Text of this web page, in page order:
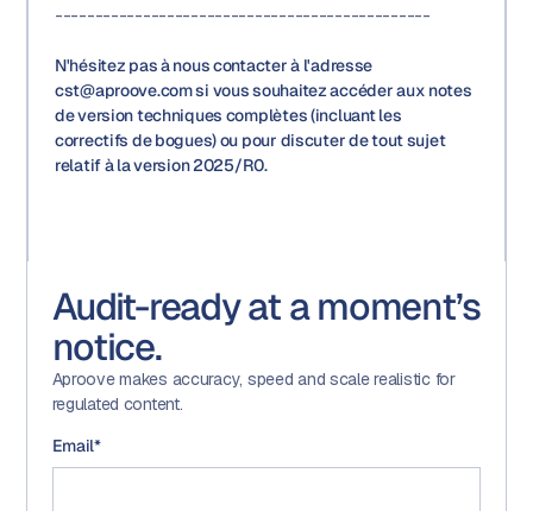
-----------------------------------------------
N'hésitez pas à nous contacter à l'adresse
cst@aproove.com si vous souhaitez accéder aux notes
de version techniques complètes (incluant les
correctifs de bogues) ou pour discuter de tout sujet
relatif à la version 2025/R0.
Audit-ready at a moment’s
notice.
Aproove makes accuracy, speed and scale realistic for
regulated content.
Email*